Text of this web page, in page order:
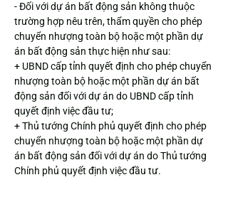
- Đối với dự án bất động sản không thuộc
trường hợp nêu trên, thẩm quyền cho phép
chuyển nhượng toàn bộ hoặc một phần dự
án bất động sản thực hiện như sau:
+ UBND cấp tỉnh quyết định cho phép chuyển
nhượng toàn bộ hoặc một phần dự án bất
động sản đối với dự án do UBND cấp tỉnh
quyết định việc đầu tư;
+ Thủ tướng Chính phủ quyết định cho phép
chuyển nhượng toàn bộ hoặc một phần dự
án bất động sản đối với dự án do Thủ tướng
Chính phủ quyết định việc đầu tư.